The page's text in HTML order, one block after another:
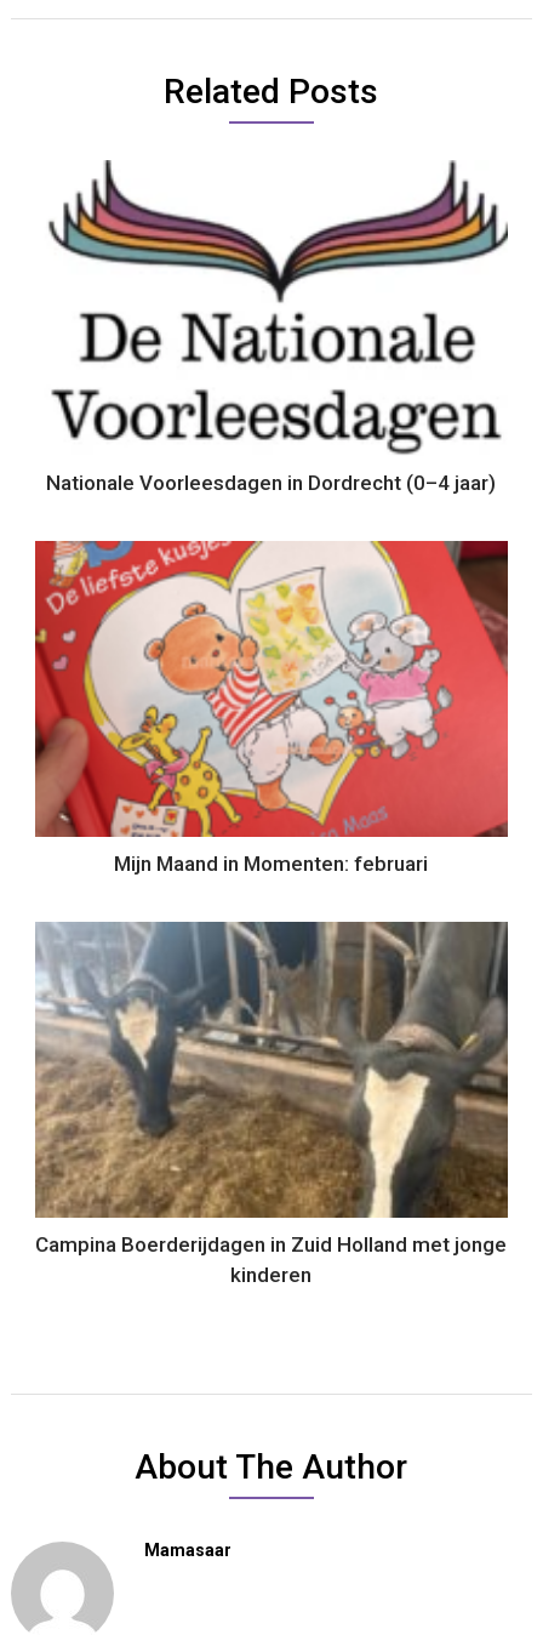
Related Posts
Nationale Voorleesdagen in Dordrecht (0–4 jaar)
Mijn Maand in Momenten: februari
Campina Boerderijdagen in Zuid Holland met jonge
kinderen
About The Author
Mamasaar